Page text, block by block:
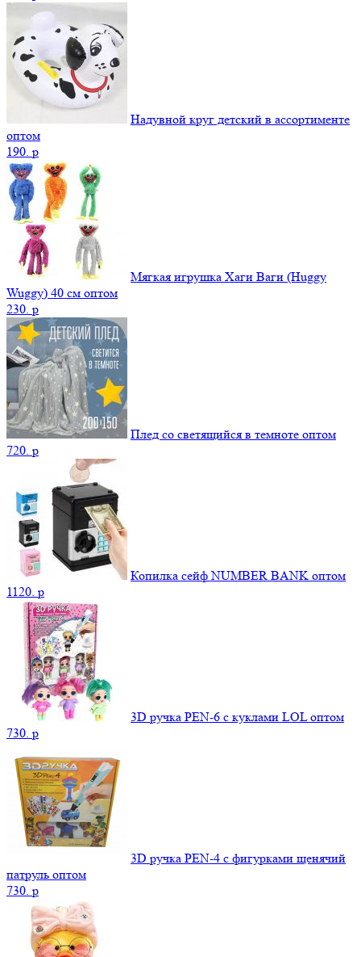
Надувной круг детский в ассортименте
оптом
190. p
Мягкая игрушка Хаги Ваги (Huggy
Wuggy) 40 см оптом
230. p
Плед со светящийся в темноте оптом
720. p
Копилка сейф NUMBER BANK оптом
1120. p
3D ручка PEN-6 с куклами LOL оптом
730. p
3D ручка PEN-4 с фигурками щенячий
патруль оптом
730. p